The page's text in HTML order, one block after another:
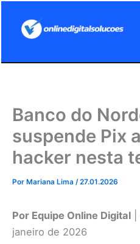
Banco do
suspende Pix
hacker nesta
Por Mariana Lima /27.01.2026
Por Equipe Online Digital
janeiro de 2026